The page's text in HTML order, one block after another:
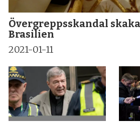
Övergreppsskandal
Brasilien
2021-01-11